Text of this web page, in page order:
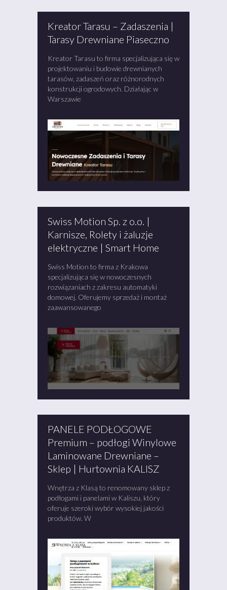
Kreator Tarasu – Zadaszenia |
Tarasy Drewniane Piaseczno
Kreator Tarasu to firma specjalizująca się w
projektowaniu i budowie drewnianych
tarasów, zadaszeń oraz różnorodnych
konstrukcji ogrodowych. Działając w
Warszawie
Swiss Motion Sp. z o.o. |
Karnisze, Rolety i żaluzje
elektryczne | Smart Home
Swiss Motion to firma z Krakowa
specjalizująca się w nowoczesnych
rozwiązaniach z zakresu automatyki
domowej. Oferujemy sprzedaż i montaż
zaawansowanego
PANELE PODŁOGOWE
Premium – podłogi Winylowe
Laminowane Drewniane –
Sklep | Hurtownia KALISZ
Wnętrza z Klasą to renomowany sklep z
podłogami i panelami w Kaliszu, który
oferuje szeroki wybór wysokiej jakości
produktów. W